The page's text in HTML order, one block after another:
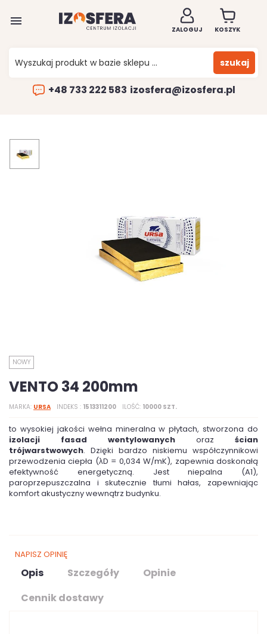

ZALOGUJ KOSZYK
szukaj
+48 733 222 583 izosfera@izosfera.pl
NOWY
VENTO 34 200mm
MARKA URSA INDEKS 1513311200 ILOŚĆ 10000 SZT.
to wysokiej jakości wełna mineralna w płytach, stworzona do
izolacji fasad wentylowanych oraz ścian
trójwarstwowych. Dzięki bardzo niskiemu współczynnikowi
przewodzenia ciepła (λD = 0,034 W/mK), zapewnia doskonałą
efektywność energetyczną. Jest niepalna (A1),
paroprzepuszczalna i skutecznie tłumi hałas, zapewniając
komfort akustyczny wewnątrz budynku.
NAPISZ OPINIĘ
Opis Szczegóły
Opinie
Cennik dostawy